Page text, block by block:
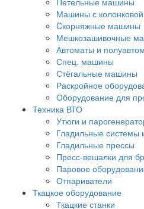
Машины с
Cкорняжные машины
Мешкозашивочные
Автоматы и
Спец. машины
Стёгальные машины
Раскройное
Оборудование для
Техника ВТО
Утюги и
Гладильные системы
Гладильные прессы
Пресс-вешалки для
Паровое
Отпариватели
Ткацкое оборудование
Ткацкие станки